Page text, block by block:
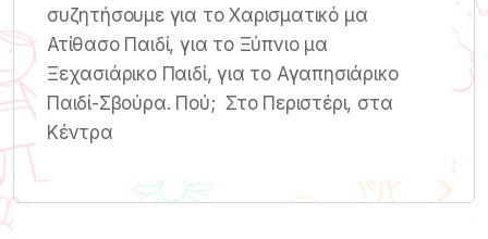
συζητήσουμε για το Χαρισματικό μα
Ατίθασο Παιδί, για το Ξύπνιο μα
Ξεχασιάρικο Παιδί, για το Αγαπησιάρικο
Παιδί-Σβούρα. Πού; Στο Περιστέρι, στα
Κέντρα